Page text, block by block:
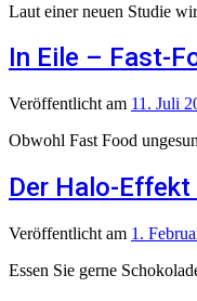
Laut einer neuen Studie
In Eile – Fast-
Veröffentlicht am 11. Juli
Obwohl Fast Food
Der Halo-
Veröffentlicht am 1.
Essen Sie gerne